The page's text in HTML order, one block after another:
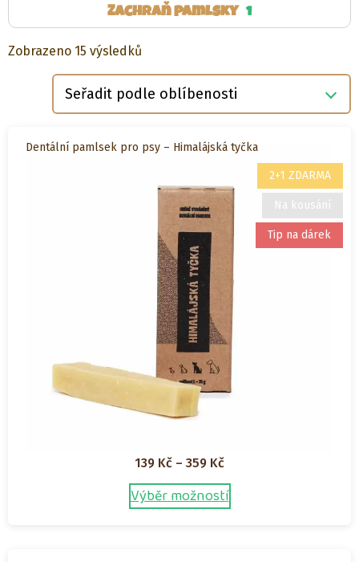
Zachraň pamlsky 1
Zobrazeno 15 výsledků
podle
oblíbenosti
2+1 ZDARMA
Na kousání
Tip na dárek
Dentální pamlsek pro psy – Himalájská tyčka
139 Kč – 359 KčRozpětí
cen:
139 Kč
Výběr možností
produkt